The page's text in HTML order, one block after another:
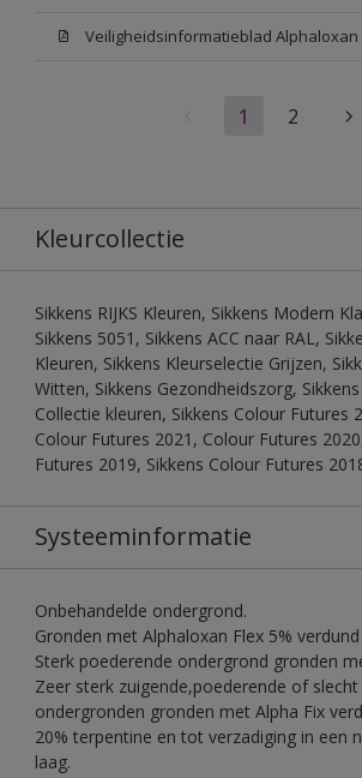
1 2
Kleurcollectie
Sikkens RIJKS Kleuren, Sikkens Modern
Sikkens 5051, Sikkens ACC naar RAL,
Kleuren, Sikkens Kleurselectie Grijzen,
Witten, Sikkens Gezondheidszorg,
Collectie kleuren, Sikkens Colour Futures
Colour Futures 2021, Colour Futures
Futures 2019, Sikkens Colour Futures
Systeeminformatie
Onbehandelde ondergrond.
Gronden met Alphaloxan Flex 5%
Sterk poederende ondergrond gronden
Zeer sterk zuigende,poederende of
ondergronden gronden met Alpha Fix
20% terpentine en tot verzadiging in een
laag.